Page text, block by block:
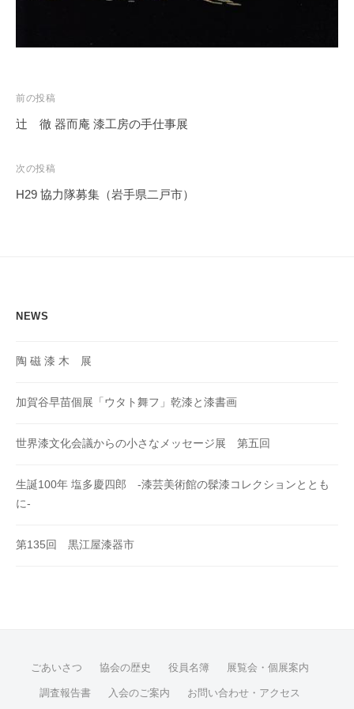
投
稿
ビ
ゲ
前の投稿
辻 徹 器而庵 漆工房の手仕事展
次の投稿
H29 協力隊募集（岩手県二戸市）
NEWS
陶 磁 漆 木 展
加賀谷早苗個展「ウタト舞フ」乾漆と漆書画
世界漆文化会議からの小さなメッセージ展 第五回
生誕100年 塩多慶四郎 -漆芸美術館の髹漆コレクションととも
に-
第135回 黒江屋漆器市
ごあいさつ 協会の歴史 役員名簿 展覧会・個展案内
調査報告書 入会のご案内 お問い合わせ・アクセス